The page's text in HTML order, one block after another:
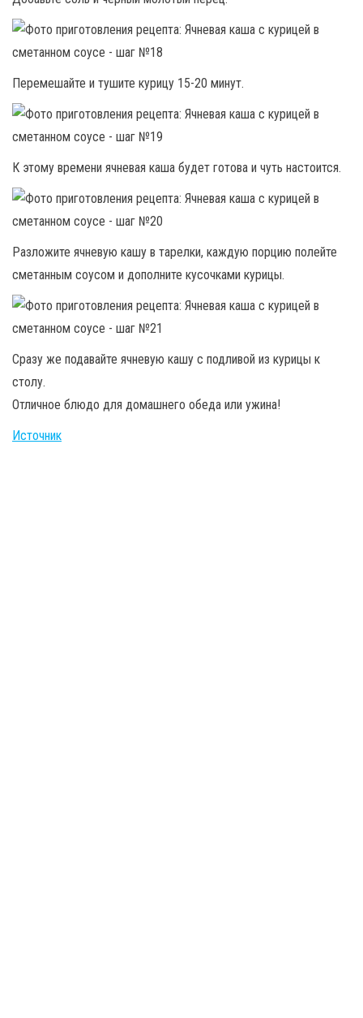
Перемешайте и тушите курицу 15-20 минут.
К этому времени ячневая каша будет готова и чуть настоится.
Разложите ячневую кашу в тарелки, каждую порцию полейте
сметанным соусом и дополните кусочками курицы.
Сразу же подавайте ячневую кашу с подливой из курицы к
столу.
Отличное блюдо для домашнего обеда или ужина!
Источник